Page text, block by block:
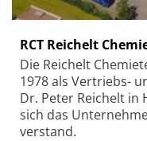
RCT Reichelt
Die Reichelt
1978 als Vertriebs-
Dr. Peter Reichelt in
sich das
verstand.